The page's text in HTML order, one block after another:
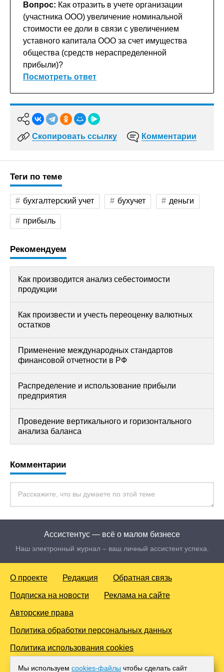
Вопрос: Как отразить в учете организации
(участника ООО) увеличение номинальной
стоимости ее доли в связи с увеличением
уставного капитала ООО за счет имущества
общества (средств нераспределенной
прибыли)?
Посмотреть ответ
Скопировать ссылку Комментарии
Теги по теме
бухгалтерский учет бухучет деньги
прибыль
Рекомендуем
Как производится анализ себестоимости
продукции
Как произвести и учесть переоценку валютных
остатков
Применение международных стандартов
финансовой отчетности в РФ
Распределение и использование прибыли
предприятия
Проведение вертикального и горизонтального
анализа баланса
Комментарии
Ассистентус — всё о малом бизнесе
Наш электронный журнал – ваш личный ассистент успеха.
О проекте Редакция Обратная связь
Подписка на новости Реклама на сайте
Авторские права
Политика обработки персональных данных
Политика использования cookies
© 2016-2026 Все права защищены. Для лиц старше 18 лет.
Мы используем cookies-файлы чтобы сделать сайт